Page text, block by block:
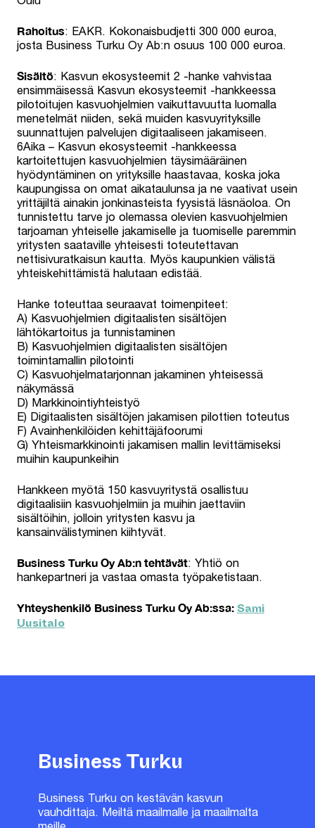
Rahoitus: EAKR. Kokonaisbudjetti 300 000 euroa,
josta Business Turku Oy Ab:n osuus 100 000 euroa.
Sisältö: Kasvun ekosysteemit 2 -hanke vahvistaa
ensimmäisessä Kasvun ekosysteemit -hankkeessa
pilotoitujen kasvuohjelmien vaikuttavuutta luomalla
menetelmät niiden, sekä muiden kasvuyrityksille
suunnattujen palvelujen digitaaliseen jakamiseen.
6Aika – Kasvun ekosysteemit -hankkeessa
kartoitettujen kasvuohjelmien täysimääräinen
hyödyntäminen on yrityksille haastavaa, koska joka
kaupungissa on omat aikataulunsa ja ne vaativat usein
yrittäjiltä ainakin jonkinasteista fyysistä läsnäoloa. On
tunnistettu tarve jo olemassa olevien kasvuohjelmien
tarjoaman yhteiselle jakamiselle ja tuomiselle paremmin
yritysten saataville yhteisesti toteutettavan
nettisivuratkaisun kautta. Myös kaupunkien välistä
yhteiskehittämistä halutaan edistää.
Hanke toteuttaa seuraavat toimenpiteet:
A) Kasvuohjelmien digitaalisten sisältöjen
lähtökartoitus ja tunnistaminen
B) Kasvuohjelmien digitaalisten sisältöjen
toimintamallin pilotointi
C) Kasvuohjelmatarjonnan jakaminen yhteisessä
näkymässä
D) Markkinointiyhteistyö
E) Digitaalisten sisältöjen jakamisen pilottien toteutus
F) Avainhenkilöiden kehittäjäfoorumi
G) Yhteismarkkinointi jakamisen mallin levittämiseksi
muihin kaupunkeihin
Hankkeen myötä 150 kasvuyritystä osallistuu
digitaalisiin kasvuohjelmiin ja muihin jaettaviin
sisältöihin, jolloin yritysten kasvu ja
kansainvälistyminen kiihtyvät.
Business Turku Oy Ab:n tehtävät: Yhtiö on
hankepartneri ja vastaa omasta työpaketistaan.
Yhteyshenkilö Business Turku Oy Ab:ssa: Sami
Uusitalo
Business Turku
Business Turku on kestävän kasvun
vauhdittaja. Meiltä maailmalle ja maailmalta